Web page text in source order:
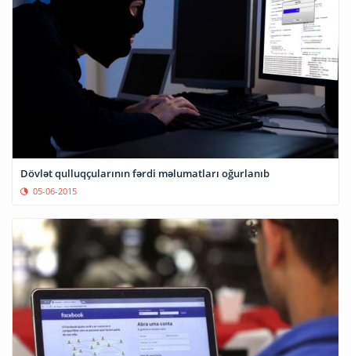
Dövlət qulluqçularının fərdi məlumatları oğurlanıb
05-06-2015